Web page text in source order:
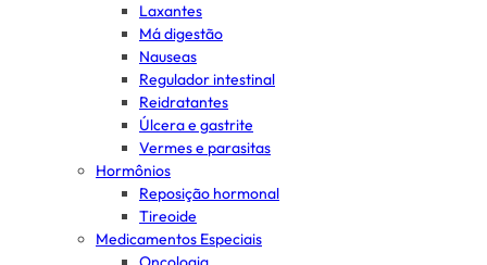
Laxantes
Má digestão
Nauseas
Regulador intestinal
Reidratantes
Úlcera e gastrite
Vermes e parasitas
Hormônios
Reposição hormonal
Tireoide
Medicamentos Especiais